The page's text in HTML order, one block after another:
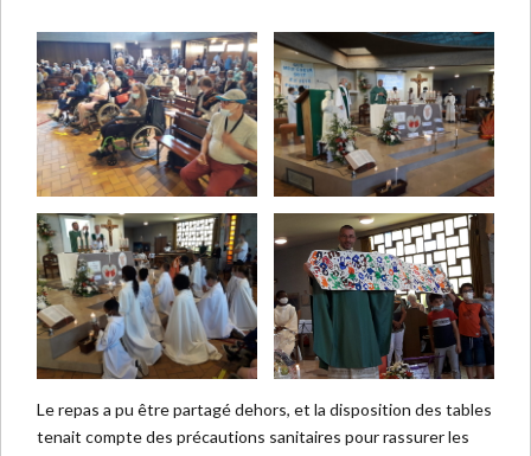
Le repas a pu être partagé dehors, et la disposition des tables
tenait compte des précautions sanitaires pour rassurer les